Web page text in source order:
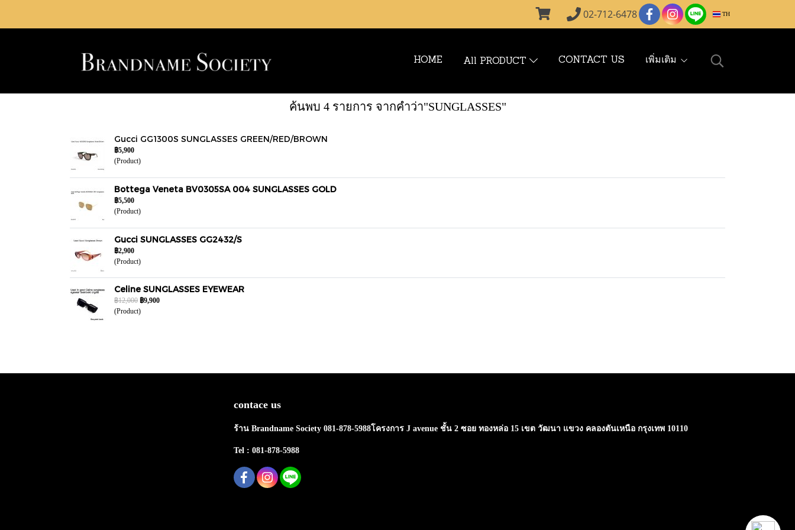
02-712-6478 TH
HOME All PRODUCT CONTACT US เพิ่มเติม
ค้นพบ 4 รายการ จากคำว่า"SUNGLASSES"
Gucci GG1300S SUNGLASSES GREEN/RED/BROWN
฿5,900
(Product)
Bottega Veneta BV0305SA 004 SUNGLASSES GOLD
฿5,500
(Product)
Gucci SUNGLASSES GG2432/S
฿2,900
(Product)
Celine SUNGLASSES EYEWEAR
฿12,000 ฿9,900
(Product)
contace us
ร้าน Brandname Society 081-878-5988โครงการ J avenue ชั้น 2 ซอย ทองหล่อ 15 เขต วัฒนา แขวง คลองตันเหนือ กรุงเทพ 10110
Tel : 081-878-5988